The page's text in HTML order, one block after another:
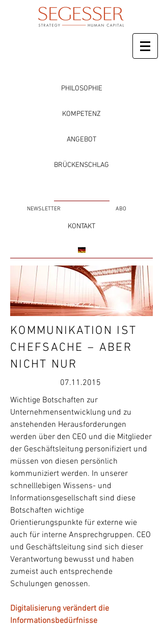
PHILOSOPHIE
KOMPETENZ
ANGEBOT
BRÜCKENSCHLAG
NEWSLETTER ABO
KONTAKT
KOMMUNIKATION IST
CHEFSACHE – ABER
NICHT NUR
07.11.2015
Wichtige Botschaften zur
Unternehmensentwicklung und zu
anstehenden Herausforderungen
werden über den CEO und die Mitglieder
der Geschäftsleitung personifiziert und
müssen von diesen persönlich
kommuniziert werden. In unserer
schnelllebigen Wissens- und
Informationsgesellschaft sind diese
Botschaften wichtige
Orientierungspunkte für externe wie
auch für interne Ansprechgruppen. CEO
und Geschäftsleitung sind sich dieser
Verantwortung bewusst und haben
zumeist auch entsprechende
Schulungen genossen.
Digitalisierung verändert die
Informationsbedürfnisse